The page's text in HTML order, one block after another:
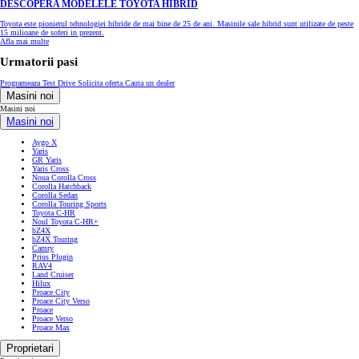
DESCOPERA MODELELE TOYOTA HIBRID
Toyota este pionierul tehnologiei hibride de mai bine de 25 de ani. Masinile sale hibrid sunt utilizate de peste
15 milioane de soferi in prezent.
Afla mai multe
Urmatorii pasi
Programeaza Test Drive Solicita ofertaCauta un dealer
Masini noi
Masini noi
Masini noi
Aygo X
Yaris
GR Yaris
Yaris Cross
Noua Corolla Cross
Corolla Hatchback
Corolla Sedan
Corolla Touring Sports
Toyota C-HR
Noul Toyota C-HR+
bZ4X
bZ4X Touring
Camry
Prius Plugin
RAV4
Land Cruiser
Hilux
Proace City
Proace City Verso
Proace
Proace Verso
Proace Max
Proprietari